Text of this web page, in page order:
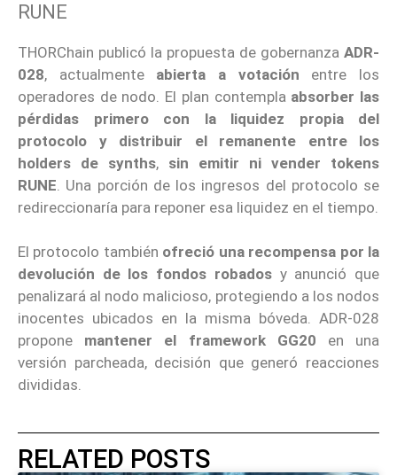
RUNE
THORChain publicó la propuesta de gobernanza ADR-
028, actualmente abierta a votación entre los
operadores de nodo. El plan contempla absorber las
pérdidas primero con la liquidez propia del
protocolo y distribuir el remanente entre los
holders de synths, sin emitir ni vender tokens
RUNE . Una porción de los ingresos del protocolo se
redireccionaría para reponer esa liquidez en el tiempo.
El protocolo también ofreció una recompensa por la
devolución de los fondos robadosy anunció que
penalizará al nodo malicioso, protegiendo a los nodos
inocentes ubicados en la misma bóveda. ADR-028
propone mantener el framework GG20 en una
versión parcheada, decisión que generó reacciones
divididas.
RELATED POSTS